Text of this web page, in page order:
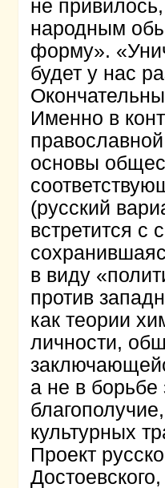
не
народным
форму».
будет у нас
Именно в
основы
(русский
встретится
в виду
против
как теории
личности,
а не в
культурных
Проект